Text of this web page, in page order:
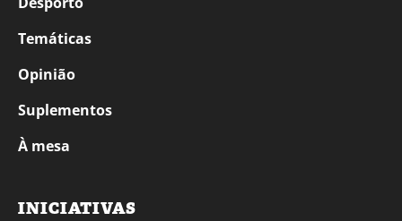
Temáticas
Opinião
Suplementos
À mesa
INICIATIVAS